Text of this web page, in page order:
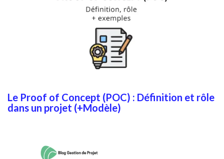
Le Proof of Concept (POC) : Définition et rôle
dans un projet (+Modèle)